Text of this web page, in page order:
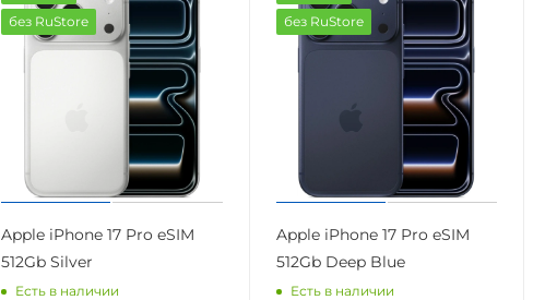
без RuStore
Apple iPhone 17 Pro eSIM
512Gb Silver
Есть в наличии
без RuStore
Apple iPhone 17 Pro eSIM
512Gb Deep Blue
Есть в наличии